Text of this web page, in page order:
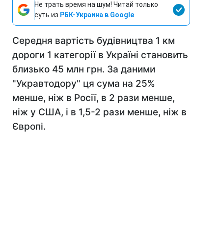
Не трать время на шум! Читай только
суть из РБК-Украина в Google
Середня вартість будівництва 1 км
дороги 1 категорії в Україні становить
близько 45 млн грн. За даними
"Укравтодору" ця сума на 25%
менше, ніж в Росії, в 2 рази менше,
ніж у США, і в 1,5-2 рази менше, ніж в
Європі.